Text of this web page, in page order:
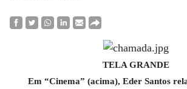
TELA GRANDE
Em “Cinema” (acima), Eder Santos